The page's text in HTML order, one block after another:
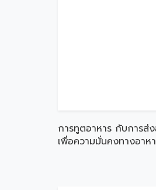
การทูตอาหาร กับการส่
เพื่อความมั่นคงทางอาห